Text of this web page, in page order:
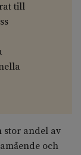
till
stor andel av
och